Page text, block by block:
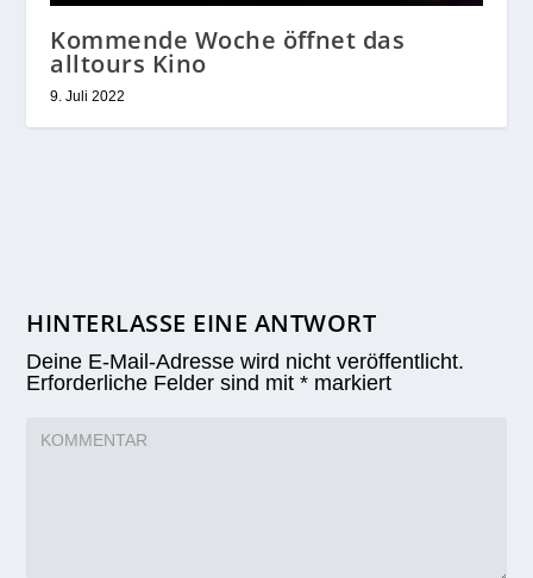
Kommende Woche öffnet das
alltours Kino
9. Juli 2022
HINTERLASSE EINE ANTWORT
Deine E-Mail-Adresse wird nicht veröffentlicht.
Erforderliche Felder sind mit* markiert